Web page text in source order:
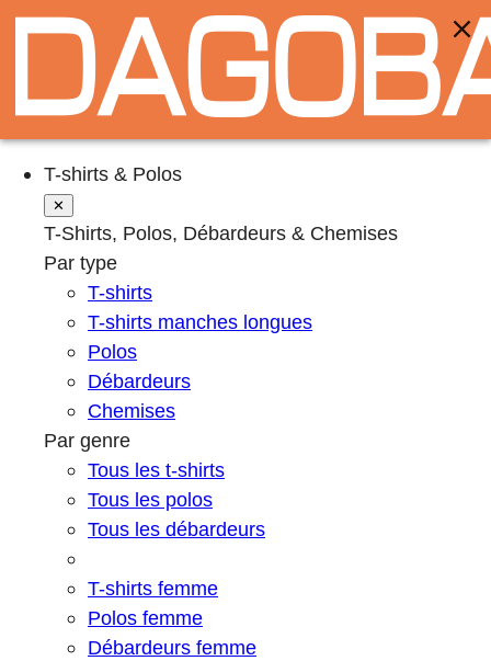
T-shirts & Polos
✕
T-Shirts, Polos, Débardeurs & Chemises
Par type
T-shirts
T-shirts manches longues
Polos
Débardeurs
Chemises
Par genre
Tous les t-shirts
Tous les polos
Tous les débardeurs
T-shirts femme
Polos femme
Débardeurs femme